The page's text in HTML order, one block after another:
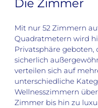
Die Zimmer
Mit nur 52 Zimmern
Quadratmetern wird
Privatsphäre geboten,
sicherlich
verteilen sich auf
unterschiedliche
Wellnesszimmern
Zimmer bis hin zu